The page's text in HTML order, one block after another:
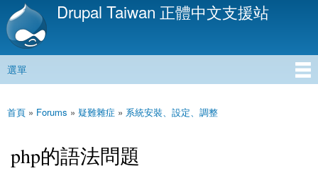
移
內
Drupal Taiwan 正體中文支援站
主選單
選單
您在這裡
首頁 » Forums » 疑難雜症 » 系統安裝、設定、調整
php的語法問題